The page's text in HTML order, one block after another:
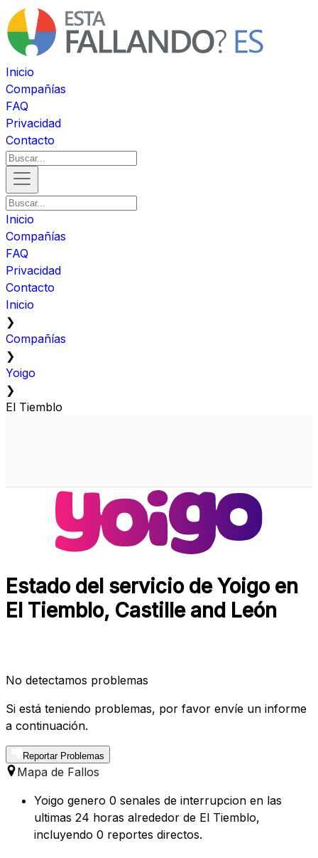
Inicio
Compañías
FAQ
Privacidad
Contacto
Inicio
Compañías
FAQ
Privacidad
Contacto
Inicio
❯
Compañías
❯
Yoigo
❯
El Tiemblo
Estado del servicio de Yoigo en
El Tiemblo, Castille and León
No detectamos problemas
Si está teniendo problemas, por favor envíe un informe
a continuación.
Reportar Problemas
Mapa de Fallos
Yoigo genero 0 senales de interrupcion en las
ultimas 24 horas alrededor de El Tiemblo,
incluyendo 0 reportes directos.